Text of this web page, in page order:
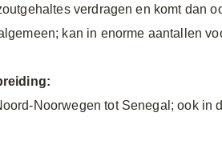
verdragen en komt dan
kan in enorme aantallen
Noorwegen tot Senegal; ook in